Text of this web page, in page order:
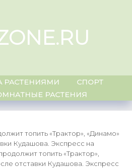
РАСТЕНИЯМИ
СПОРТ
РАСТЕНИЯ
топить «Трактор», «Динамо»
Кудашова. Экспресс на
топить «Трактор»,
отставки Кудашова. Экспресс